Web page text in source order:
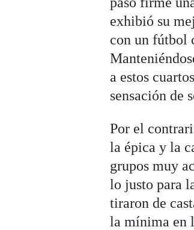
exhibió su
con un fútbol
a estos
sensación de
Por el
la épica y la
grupos muy
lo justo para
tiraron de
la mínima en